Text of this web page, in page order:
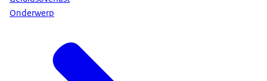
Onderwerp